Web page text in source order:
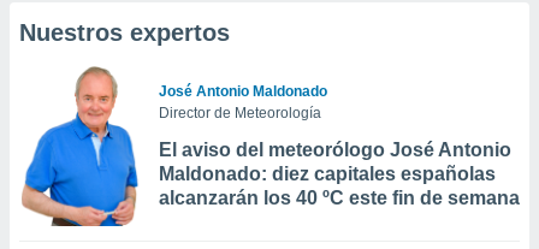
Nuestros expertos
José Antonio Maldonado
Director de Meteorología
El aviso del meteorólogo José Antonio
Maldonado: diez capitales españolas
alcanzarán los 40 ºC este fin de semana